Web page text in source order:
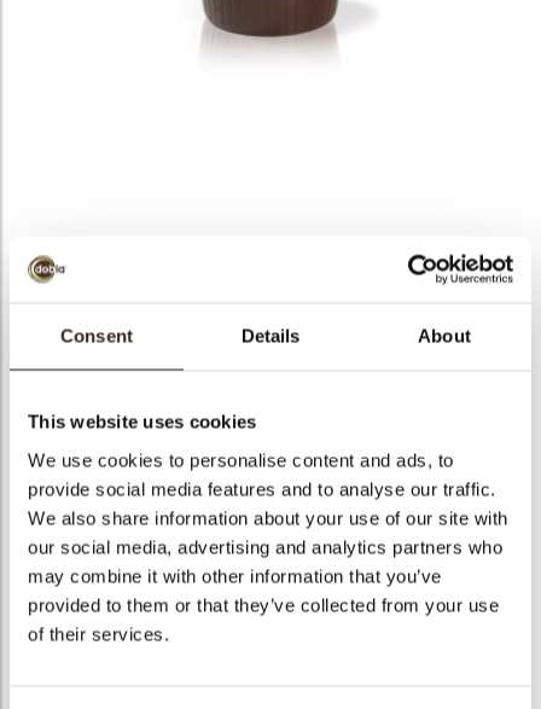
Consent Details About
This website uses cookies
We use cookies to personalise content and ads, to
provide social media features and to analyse our traffic.
We also share information about your use of our site with
our social media, advertising and analytics partners who
may combine it with other information that you’ve
provided to them or that they’ve collected from your use
of their services.
A la carte cup dark
Bruto gewicht
Aantal stuks
Vorm
Rond
Beschikbaarheid
Het hele jaar verkrijgbaar
Afmetingen
Ø 35, 27 X 23 MM
Kleur
Pure chocolade
Size indication